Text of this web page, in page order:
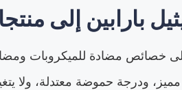
بارابين إلى
خصائص مضادة للميكروبات
ودرجة حموضة معتدلة، ولا